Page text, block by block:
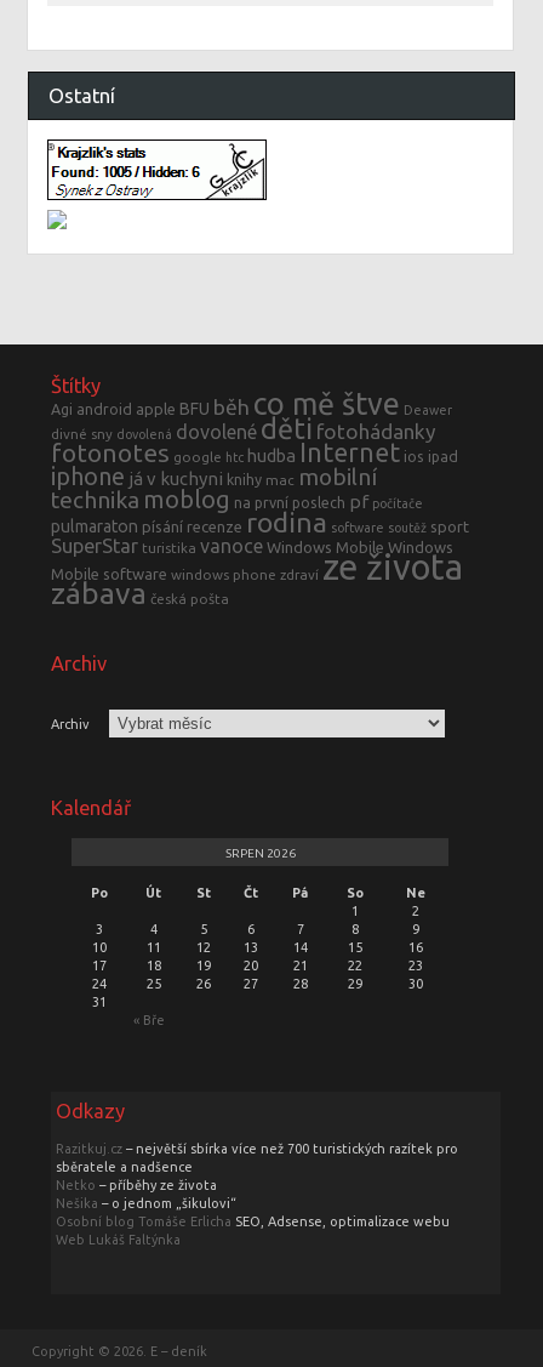
Ostatní
Štítky
Agi android apple BFU běh co mě štve Deawer
divné sny dovolená dovolené děti fotohádanky
fotonotes google htc hudba Internet ios ipad
iphone já v kuchyni knihy mac mobilní
technika moblog na první poslech pf počítače
pulmaraton písání recenze rodina software soutěž sport
SuperStar turistika vanoce Windows Mobile Windows
Mobile software windows phone zdraví ze života
zábava česká pošta
Archiv
Archiv
Kalendář
SRPEN 2026
Po Út St Čt Pá So Ne
« Bře
1
2
3
4 5 6 7 8
9
10
11 12 13 14 15
16
17
18 19 20 21 22
23
24
25 26 27 28 29
30
31
Odkazy
Razitkuj.cz– největší sbírka více než 700 turistických razítek pro
sběratele a nadšence
Netko – příběhy ze života
Nešika – o jednom „šikulovi“
Osobní blog Tomáše Erlicha SEO, Adsense, optimalizace webu
Web Lukáš Faltýnka
Copyright © 2026. E – deník